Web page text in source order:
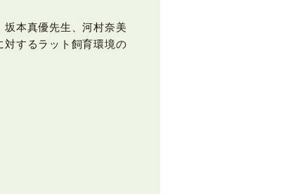
本真優先生、河村奈美
対するラット飼育環境の